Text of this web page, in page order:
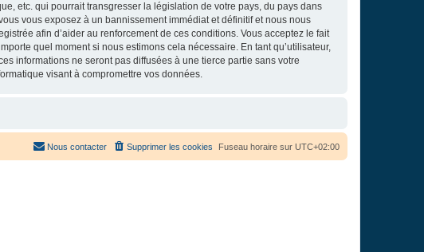
etc. qui pourrait transgresser la législation de votre pays, du pays dans
vous exposez à un bannissement immédiat et définitif et nous nous
afin d’aider au renforcement de ces conditions. Vous acceptez le fait
quel moment si nous estimons cela nécessaire. En tant qu’utilisateur,
informations ne seront pas diffusées à une tierce partie sans votre
visant à compromettre vos données.
Fuseau horaire sur UTC+02:00
Supprimer les cookies
Nous contacter